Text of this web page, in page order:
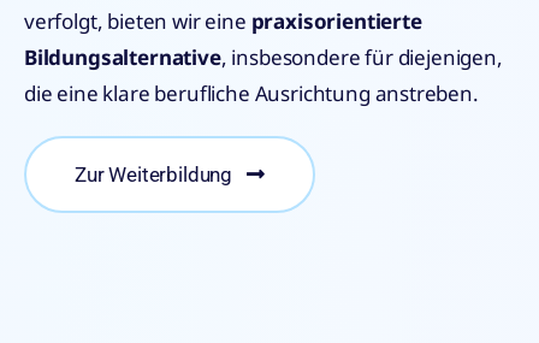
verfolgt, bieten wir eine praxisorientierte
Bildungsalternative, insbesondere für diejenigen,
die eine klare berufliche Ausrichtung anstreben.
Zur Weiterbildung